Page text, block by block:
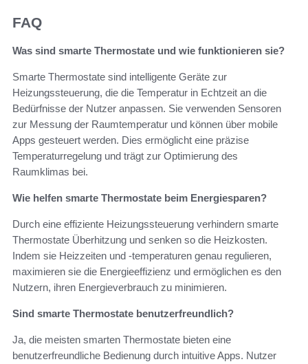
FAQ
Was sind smarte Thermostate und wie funktionieren sie?
Smarte Thermostate sind intelligente Geräte zur
Heizungssteuerung, die die Temperatur in Echtzeit an die
Bedürfnisse der Nutzer anpassen. Sie verwenden Sensoren
zur Messung der Raumtemperatur und können über mobile
Apps gesteuert werden. Dies ermöglicht eine präzise
Temperaturregelung und trägt zur Optimierung des
Raumklimas bei.
Wie helfen smarte Thermostate beim Energiesparen?
Durch eine effiziente Heizungssteuerung verhindern smarte
Thermostate Überhitzung und senken so die Heizkosten.
Indem sie Heizzeiten und -temperaturen genau regulieren,
maximieren sie die Energieeffizienz und ermöglichen es den
Nutzern, ihren Energieverbrauch zu minimieren.
Sind smarte Thermostate benutzerfreundlich?
Ja, die meisten smarten Thermostate bieten eine
benutzerfreundliche Bedienung durch intuitive Apps. Nutzer